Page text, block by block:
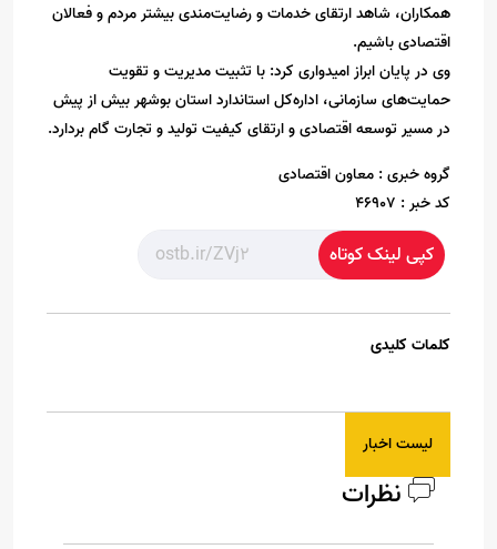
همکاران، شاهد ارتقای خدمات و رضایت‌مندی بیشتر مردم و فعالان
اقتصادی باشیم.
وی در پایان ابراز امیدواری کرد: با تثبیت مدیریت و تقویت
حمایت‌های سازمانی، اداره‌کل استاندارد استان بوشهر بیش از پیش
در مسیر توسعه اقتصادی و ارتقای کیفیت تولید و تجارت گام بردارد.
گروه خبری : معاون اقتصادی
کد خبر : 46907
کپی لینک کوتاه
کلمات کلیدی
لیست اخبار
نظرات